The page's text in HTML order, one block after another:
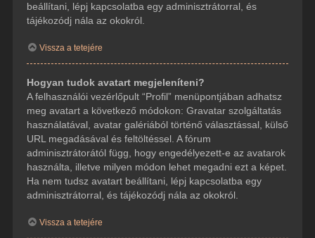
beállítani, lépj kapcsolatba egy adminisztrátorral, és
tájékozódj nála az okokról.
Vissza a tetejére
Hogyan tudok avatart megjeleníteni?
A felhasználói vezérlőpult “Profil” menüpontjában adhatsz
meg avatart a következő módokon: Gravatar szolgáltatás
használatával, avatar galériából történő választással, külső
URL megadásával és feltöltéssel. A fórum
adminisztrátorától függ, hogy engedélyezett-e az avatarok
használta, illetve milyen módon lehet megadni ezt a képet.
Ha nem tudsz avatart beállítani, lépj kapcsolatba egy
adminisztrátorral, és tájékozódj nála az okokról.
Vissza a tetejére